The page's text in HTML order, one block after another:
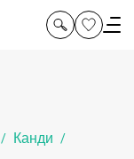
/ Канди /